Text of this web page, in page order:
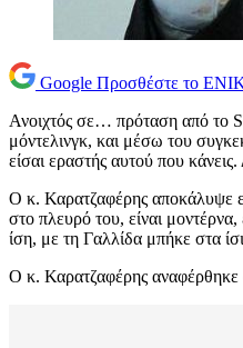
Google Προσθέστε το
Ανοιχτός σε… πρόταση από το
μόντελινγκ, και μέσω του
είσαι εραστής αυτού που
Ο κ. Καρατζαφέρης αποκάλυψε
στο πλευρό του, είναι
ίση, με τη Γαλλίδα μπήκε στα
Ο κ. Καρατζαφέρης αναφέρθηκε